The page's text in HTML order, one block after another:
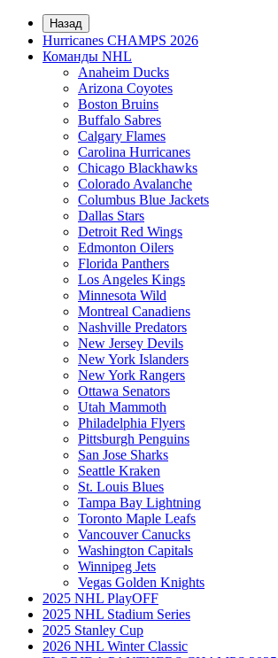
Назад
Hurricanes CHAMPS 2026
Команды NHL
Anaheim Ducks
Arizona Coyotes
Boston Bruins
Buffalo Sabres
Calgary Flames
Carolina Hurricanes
Chicago Blackhawks
Colorado Avalanche
Columbus Blue Jackets
Dallas Stars
Detroit Red Wings
Edmonton Oilers
Florida Panthers
Los Angeles Kings
Minnesota Wild
Montreal Canadiens
Nashville Predators
New Jersey Devils
New York Islanders
New York Rangers
Ottawa Senators
Utah Mammoth
Philadelphia Flyers
Pittsburgh Penguins
San Jose Sharks
Seattle Kraken
St. Louis Blues
Tampa Bay Lightning
Toronto Maple Leafs
Vancouver Canucks
Washington Capitals
Winnipeg Jets
Vegas Golden Knights
2025 NHL PlayOFF
2025 NHL Stadium Series
2025 Stanley Cup
2026 NHL Winter Classic